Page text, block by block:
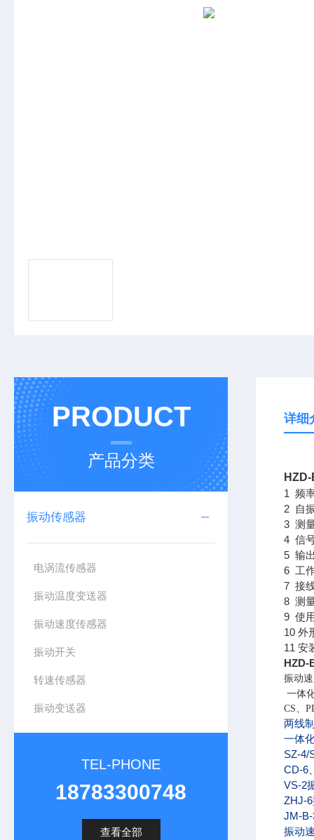
PRODUCT
产品分类
振动传感器
电涡流传感器
振动温度变送器
振动速度传感器
振动开关
转速传感器
振动变送器
TEL-PHONE
18783300748
查看全部
详细
1 频
2 自
3 测
4 信
5 输
6 工
7 接
8 测
9 使
10 外
11 安
HZD-
振动
一体
CS、
两线
一体
SZ-4/
CD-6
VS-2
ZHJ-6
JM-
振动